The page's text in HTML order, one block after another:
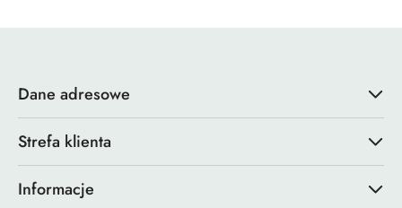
Dane adresowe
Strefa klienta
Informacje